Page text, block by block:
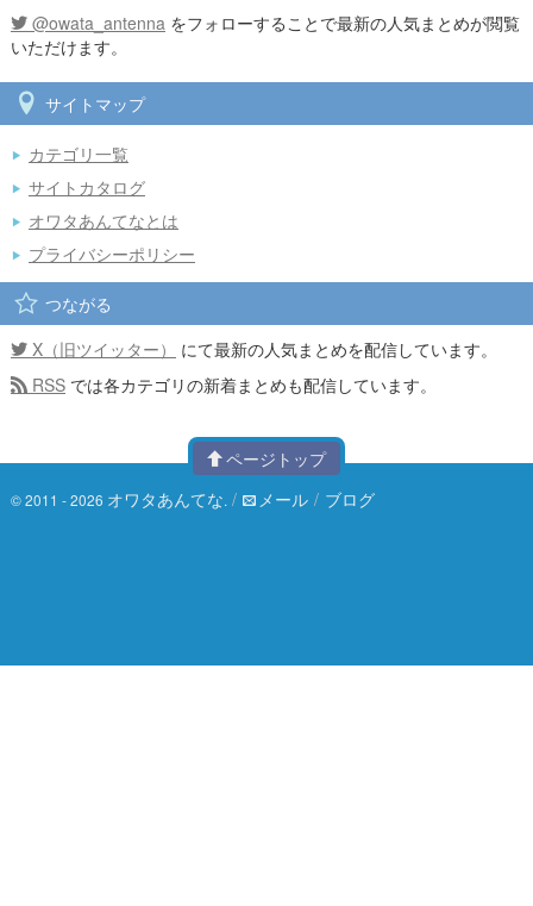
@owata_antenna をフォローすることで最新の人気まとめが閲覧
いただけます。
サイトマップ
カテゴリ一覧
サイトカタログ
オワタあんてなとは
プライバシーポリシー
つながる
X（旧ツイッター）
にて最新の人気まとめを配信しています。
RSS では各カテゴリの新着まとめも配信しています。
ページトップ
© 2011 - 2026 オワタあんてな. / メール / ブログ